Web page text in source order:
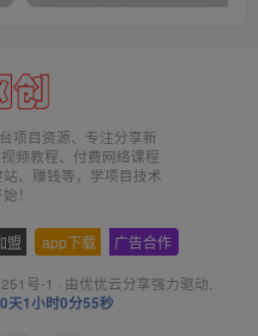
项目资源、专注分享新
频教程、付费网络课程
、赚钱等，学项目技术
！
盟 app下载 广告合作
号-1 · 由优优云分享强力驱动.
天1小时0分55秒